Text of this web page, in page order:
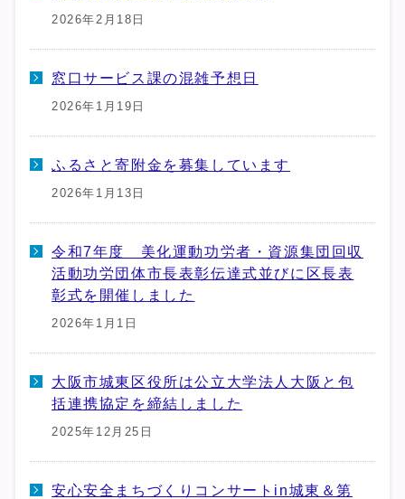
2026年2月18日
窓口サービス課の混雑予想日
2026年1月19日
ふるさと寄附金を募集しています
2026年1月13日
令和7年度 美化運動功労者・資源集団回収
活動功労団体市長表彰伝達式並びに区長表
彰式を開催しました
2026年1月1日
大阪市城東区役所は公立大学法人大阪と包
括連携協定を締結しました
2025年12月25日
安心安全まちづくりコンサートin城東＆第